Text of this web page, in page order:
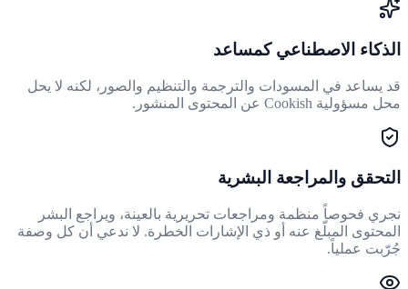
الذكاء الاصطناعي كمساعد
قد يساعد في المسودات والترجمة والتنظيم والصور، لكنه لا يحل
محل مسؤولية Cookish عن المحتوى المنشور.
التحقق والمراجعة البشرية
نجري فحوصاً منظمة ومراجعات تحريرية بالعينة، ويراجع البشر
المحتوى المبلّغ عنه أو ذي الإشارات الخطرة. لا ندعي أن كل وصفة
جُرّبت عملياً.